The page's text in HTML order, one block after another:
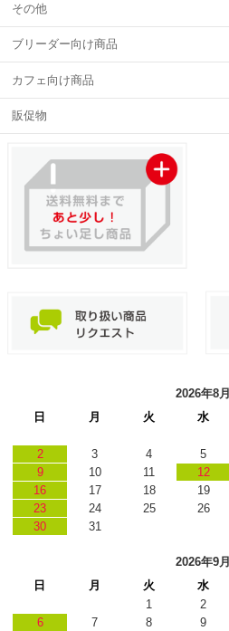
その他
ブリーダー向け商品
カフェ向け商品
販促物
2026年8月
日
月 火 水
2
3 4 5
9
10 11 12
16
17 18 19
23
24 25 26
30
31
2026年9月
日
月 火 水
1
2
6
7 8 9